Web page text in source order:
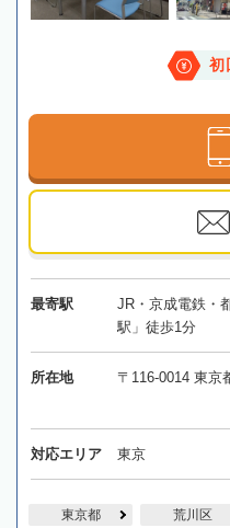
初
最寄駅
JR・京成電鉄・
駅」徒歩1分
所在地 〒116-0014 東京
対応エリア 東京
東京都 荒川区